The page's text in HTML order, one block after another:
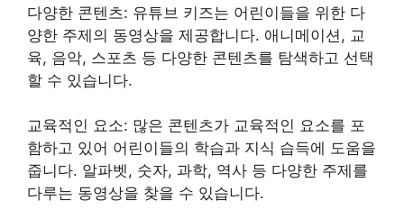
다양한 콘텐츠: 유튜브 키즈는 어린이들을 위한 다
양한 주제의 동영상을 제공합니다. 애니메이션, 교
육, 음악, 스포츠 등 다양한 콘텐츠를 탐색하고 선택
할 수 있습니다.
교육적인 요소: 많은 콘텐츠가 교육적인 요소를 포
함하고 있어 어린이들의 학습과 지식 습득에 도움을
줍니다. 알파벳, 숫자, 과학, 역사 등 다양한 주제를
다루는 동영상을 찾을 수 있습니다.